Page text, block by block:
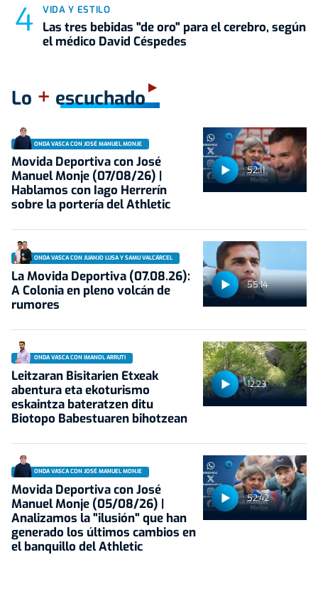
VIDA Y ESTILO
Las tres bebidas "de oro" para el cerebro, según
el médico David Céspedes
Lo + escuchado
52:11
ONDA VASCA CON JOSÉ MANUEL MONJE
Movida Deportiva con José
Manuel Monje (07/08/26) |
Hablamos con Iago Herrerín
sobre la portería del Athletic
55:14
ONDA VASCA CON JUANJO LUSA Y SAMU VALCÁRCEL
La Movida Deportiva (07.08.26):
A Colonia en pleno volcán de
rumores
12:23
ONDA VASCA CON IMANOL ARRUTI
Leitzaran Bisitarien Etxeak
abentura eta ekoturismo
eskaintza bateratzen ditu
Biotopo Babestuaren bihotzean
52:42
ONDA VASCA CON JOSÉ MANUEL MONJE
Movida Deportiva con José
Manuel Monje (05/08/26) |
Analizamos la "ilusión" que han
generado los últimos cambios en
el banquillo del Athletic